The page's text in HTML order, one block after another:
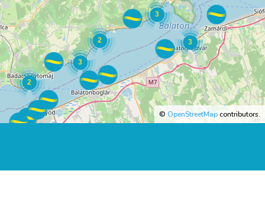
3
2
3
2
3
© OpenStreetMap contributors.